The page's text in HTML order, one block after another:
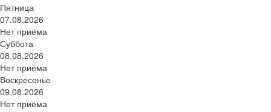
Пятница
07.08.2026
Нет приёма
Суббота
08.08.2026
Нет приёма
Воскресенье
09.08.2026
Нет приёма